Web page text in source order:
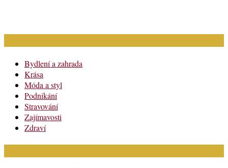
Bydlení a zahrada
Krása
Móda a styl
Podnikání
Stravování
Zajímavosti
Zdraví